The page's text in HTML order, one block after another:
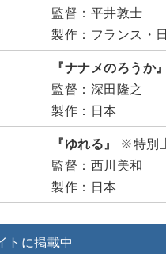
監督：平井敦士
製作：フランス・
『ナナメのろうか』
監督：深田隆之
製作：日本
『ゆれる』
※特別
監督：西川美和
製作：日本
トに掲載中